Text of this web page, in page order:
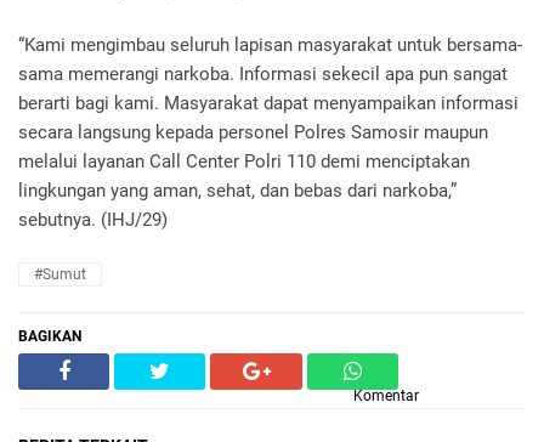
“Kami mengimbau seluruh lapisan masyarakat untuk bersama-
sama memerangi narkoba. Informasi sekecil apa pun sangat
berarti bagi kami. Masyarakat dapat menyampaikan informasi
secara langsung kepada personel Polres Samosir maupun
melalui layanan Call Center Polri 110 demi menciptakan
lingkungan yang aman, sehat, dan bebas dari narkoba,”
sebutnya. (IHJ/29)
#Sumut
BAGIKAN
Komentar